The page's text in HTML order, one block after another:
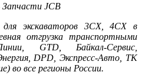
Запчасти JCB
экскаваторов 3CX, 4CX в
отгрузка транспортными
GTD, Байкал-Сервис,
DPD, Экспресс-Авто, ТК
во все регионы России.